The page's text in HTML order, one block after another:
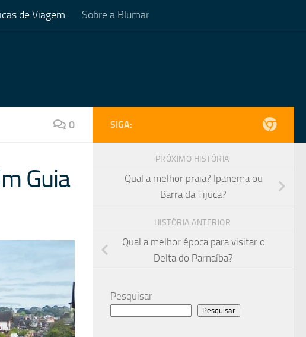
de Viagem Sobre a Blumar
0
Guia
SIGA:
PRÓXIMO HISTÓRIA
Qual a melhor praia? Ipanema ou
Barra da Tijuca?
HISTÓRIA ANTERIOR
Qual a melhor época para visitar o
Delta do Parnaíba?
Pesquisar
Pesquisar